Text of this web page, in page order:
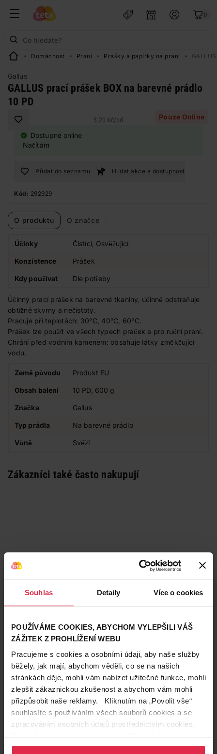
Souhlas Detaily Více o cookies
POUŽÍVÁME COOKIES, ABYCHOM VYLEPŠILI VÁŠ
ZÁŽITEK Z PROHLÍŽENÍ WEBU
Pracujeme s cookies a osobními údaji, aby naše služby
běžely, jak mají, abychom věděli, co se na našich
stránkách děje, mohli vám nabízet užitečné funkce, mohli
zlepšit zákaznickou zkušenost a abychom vám mohli
přizpůsobit naše reklamy. Kliknutím na „Povolit vše“
souhlasíte s používáním všech souborů cookies a se
zpracováním osobních údajů prostřednictvím cookies.
osobních údajů.
0
Domácnost Praní Prášky a papírky na praní
Gallus
GALLUS prací prášek BOX na barevné prádlo
10 PD
Pouze Online
3,20 Kč/pd
Dostupné online
Načítám
Přidat do seznamu Hlídat akce a dostupnost
Kód: 292929
O produktu O značce
Účinky Čistící, Osvěžující
Konzistence Prášek
Kdy používat Dle potřeby
Účinný prací prášek na barevné tkaniny, účinně odstraňuje
obtížné skvrny a nečistoty.
Pracuje při teplotách: 30°C, 40°C, 60°C.
Prášek lze použít ve všech typech praček a pro ruční praní.
Chrání před vodním kamenem: obsahuje látky změkčující
vodu.
Země původu Produkt EU
Obsah balení 10 PD, 600 g
Značka Gallus
Typ prádla Na barevné prádlo
Vůně Svěží
Zákazníci také často nakupují
Podobné produkty